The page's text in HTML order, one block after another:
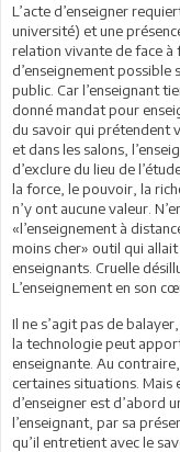
L’acte d’enseigner
université) et une
relation vivante de face à
d’enseignement possible
public. Car l’enseignant
donné mandat pour
du savoir qui prétendent
et dans les salons,
d’exclure du lieu de
la force, le pouvoir, la
n’y ont aucune valeur.
«l’enseignement à
moins cher» outil qui
enseignants. Cruelle
L’enseignement en son
Il ne s’agit pas de
la technologie peut
enseignante. Au
certaines situations. Mais
d’enseigner est d’abord
l’enseignant, par sa
qu’il entretient avec le